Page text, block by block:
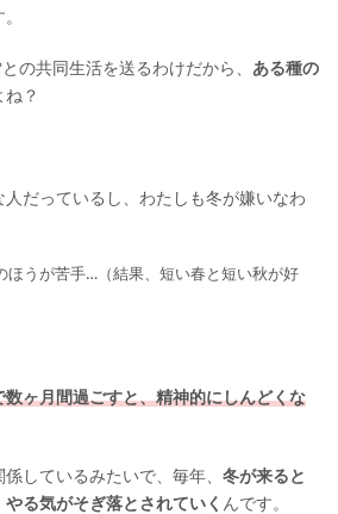
の共同生活を送るわけだから、 ある種の
？
だっているし、わたしも冬が嫌いなわ
ほうが苦手…（結果、短い春と短い秋が好
数ヶ月間過ごすと、精神的にしんどくな
しているみたいで、毎年、 冬が来ると
る気がそぎ落とされていく んです。